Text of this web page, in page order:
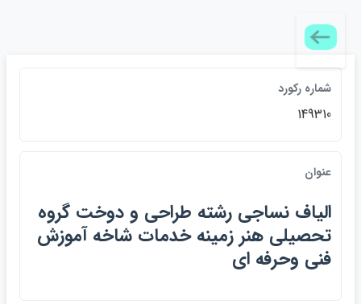
شماره ركورد
149310
عنوان
الياف نساجي رشته طراحي و دوخت گروه
تحصيلي هنر زمينه خدمات شاخه آموزش
فني وحرفه اي